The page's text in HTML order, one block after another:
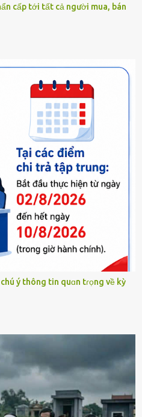
cấp tới tất cả người mua, bán
ý thông tin quɑn tɾọng về kỳ